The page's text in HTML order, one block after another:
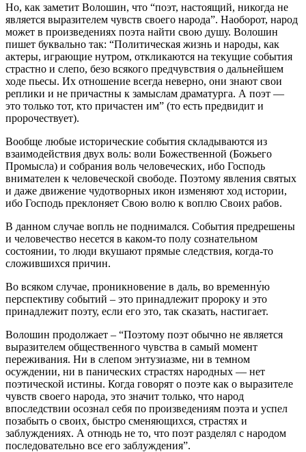
Но, как заметит Волошин, что “поэт, настоящий, никогда не
является выразителем чувств своего народа”. Наоборот, народ
может в произведениях поэта найти свою душу. Волошин
пишет буквально так: “Политическая жизнь и народы, как
актеры, играющие нутром, откликаются на текущие события
страстно и слепо, безо всякого предчувствия о дальнейшем
ходе пьесы. Их отношение всегда неверно, они знают свои
реплики и не причастны к замыслам драматурга. А поэт —
это только тот, кто причастен им” (то есть предвидит и
пророчествует).
Вообще любые исторические события складываются из
взаимодействия двух воль: воли Божественной (Божьего
Промысла) и собрания воль человеческих, ибо Господь
внимателен к человеческой свободе. Поэтому явления святых
и даже движение чудотворных икон изменяют ход истории,
ибо Господь преклоняет Свою волю к воплю Своих рабов.
В данном случае вопль не поднимался. События предрешены
и человечество несется в каком-то полу сознательном
состоянии, то люди вкушают прямые следствия, когда-то
сложившихся причин.
Во всяком случае, проникновение в даль, во временну́ю
перспективу событий – это принадлежит пророку и это
принадлежит поэту, если его это, так сказать, настигает.
Волошин продолжает – “Поэтому поэт обычно не является
выразителем общественного чувства в самый момент
переживания. Ни в слепом энтузиазме, ни в темном
осуждении, ни в панических страстях народных — нет
поэтической истины. Когда говорят о поэте как о выразителе
чувств своего народа, это значит только, что народ
впоследствии осознал себя по произведениям поэта и успел
позабыть о своих, быстро сменяющихся, страстях и
заблуждениях. А отнюдь не то, что поэт разделял с народом
последовательно все его заблуждения”.